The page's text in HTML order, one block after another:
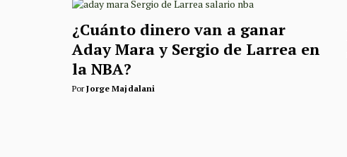
¿Cuánto dinero van a ganar
Aday Mara y Sergio de Larrea en
la NBA?
PorJorge Majdalani